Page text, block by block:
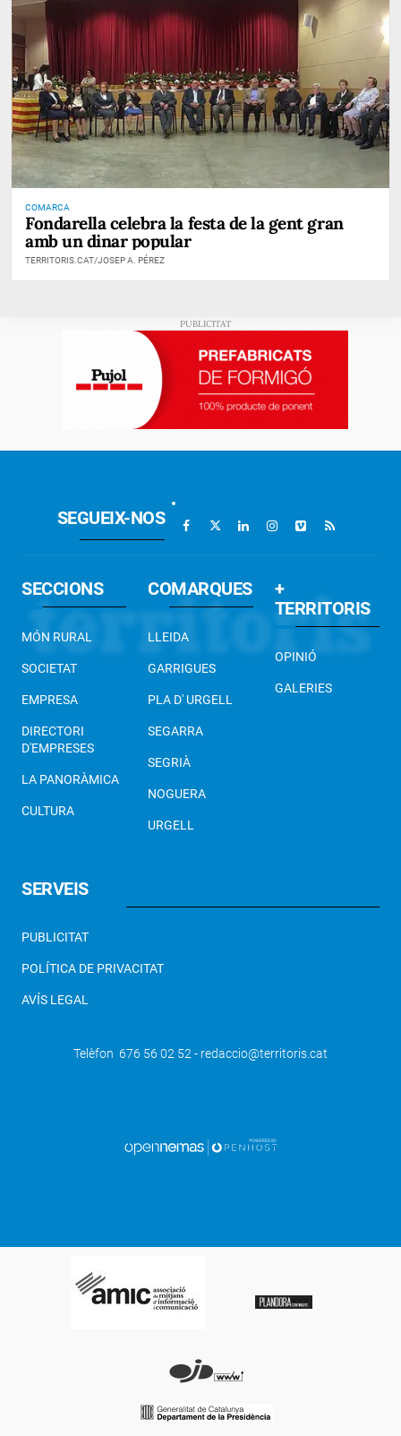
COMARCA
Fondarella celebra la festa de la gent gran
amb un dinar popular
TERRITORIS.CAT/JOSEP A. PÉREZ
Els petits mamífers demostren la bona
salut ambiental de l'Estany d'Ivars i
Vila-sana
SEGUEIX-NOS
SECCIONS
MÓN RURAL
SOCIETAT
EMPRESA
DIRECTORI
D'EMPRESES
LA PANORÀMICA
CULTURA
COMARQUES
LLEIDA
GARRIGUES
PLA D' URGELL
SEGARRA
SEGRIÀ
NOGUERA
URGELL
+
TERRITORIS
OPINIÓ
GALERIES
SERVEIS
PUBLICITAT
POLÍTICA DE PRIVACITAT
AVÍS LEGAL
Telèfon 676 56 02 52 - redaccio@territoris.cat